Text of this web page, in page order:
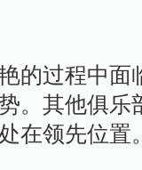
过程中面
。其他俱乐
在领先位置